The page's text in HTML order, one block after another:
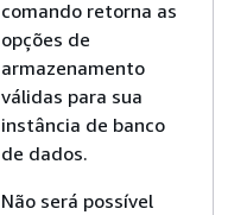
comando retorna as
opções de
armazenamento
válidas para sua
instância de banco
de dados.
Não será possível